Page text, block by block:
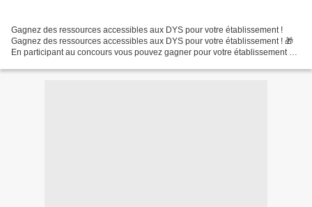
Gagnez des ressources accessibles aux DYS pour votre établissement !
Gagnez des ressources accessibles aux DYS pour votre établissement ! 🎁
En participant au concours vous pouvez gagner pour votre établissement 3